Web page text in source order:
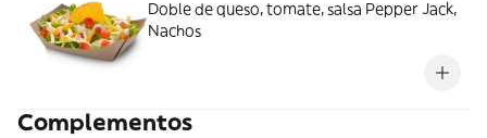
Doble de queso, tomate, salsa Pepper Jack,
Nachos
Complementos